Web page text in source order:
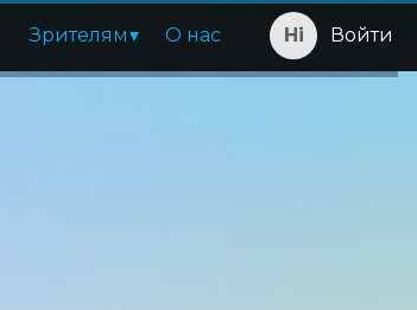
Зрителям О нас Войти